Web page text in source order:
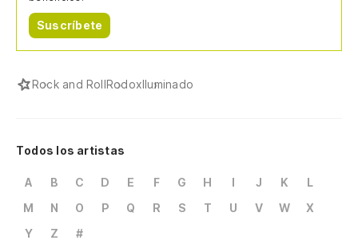
Suscríbete
Rock and RollRodoxIluminado
Todos los artistas
A B C D E F G H I J K
L
M
N O P Q R S T U V W
X
Y
Z #